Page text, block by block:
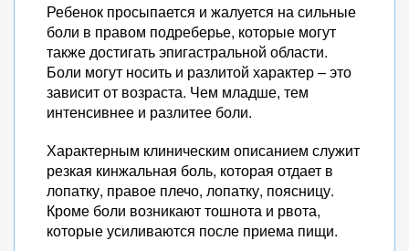
Ребенок просыпается и жалуется на сильные
боли в правом подреберье, которые могут
также достигать эпигастральной области.
Боли могут носить и разлитой характер – это
зависит от возраста. Чем младше, тем
интенсивнее и разлитее боли.
Характерным клиническим описанием служит
резкая кинжальная боль, которая отдает в
лопатку, правое плечо, лопатку, поясницу.
Кроме боли возникают тошнота и рвота,
которые усиливаются после приема пищи.